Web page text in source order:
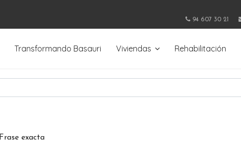
94 607 30 21
Transformando Basauri Viviendas Rehabilitación
Frase exacta